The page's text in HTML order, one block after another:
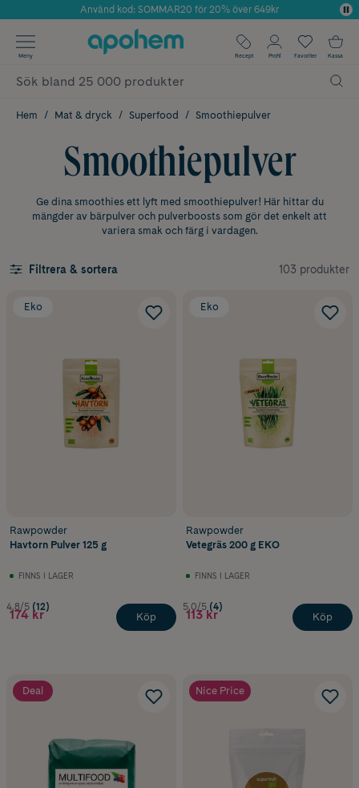
Årets Butik 2025 inom Skönhet
Använd kod: SOMMAR20 för 20% över 649kr
✓ Fri frakt
✓ Poäng på alla köp*
Meny Recept Profil Favoriter Kassa
Hem Mat & dryck Superfood Smoothiepulver
Smoothiepulver
Ge dina smoothies ett lyft med smoothiepulver! Här hittar du
mängder av bärpulver och pulverboosts som gör det enkelt att
variera smak och färg i vardagen.
Filtrera & sortera 103 produkter
Eko
Rawpowder
Havtorn Pulver 125 g
FINNS I LAGER
4.8/5 (12)
174 kr Köp
Eko
Rawpowder
Vetegräs 200 g EKO
FINNS I LAGER
5.0/5 (4)
113 kr Köp
Deal Nice Price